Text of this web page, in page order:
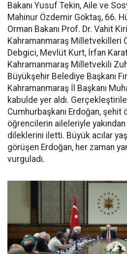
Bakanı Yusuf Tekin, Aile ve
Mahinur Özdemir Göktaş, 66.
Orman Bakanı Prof. Dr. Vahit
Kahramanmaraş Milletvekilleri
Debgici, Mevlüt Kurt, İrfan
Kahramanmaraş Milletvekili
Büyükşehir Belediye Başkanı
Kahramanmaraş İl Başkanı
kabulde yer aldı.
Cumhurbaşkanı Erdoğan, şehit
öğrencilerin aileleriyle
dileklerini iletti. Büyük acılar
görüşen Erdoğan, her zaman
vurguladı.